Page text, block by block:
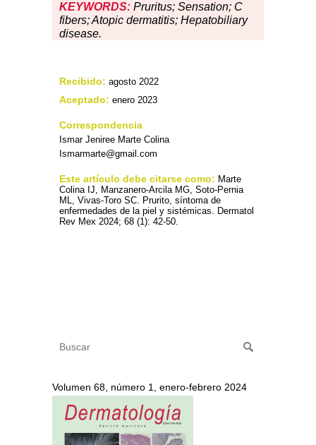
KEYWORDS: Pruritus; Sensation; C
fibers; Atopic dermatitis; Hepatobiliary
disease.
Recibido: agosto 2022
Aceptado: enero 2023
Correspondencia
Ismar Jeniree Marte Colina
Ismarmarte@gmail.com
Este artículo debe citarse como: Marte
Colina IJ, Manzanero-Arcila MG, Soto-Pernia
ML, Vivas-Toro SC. Prurito, síntoma de
enfermedades de la piel y sistémicas. Dermatol
Rev Mex 2024; 68 (1): 42-50.
Volumen 68, número 1, enero-febrero 2024